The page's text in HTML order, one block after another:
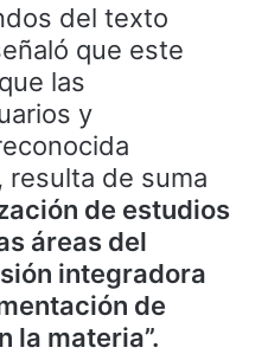
del texto
que este
las
y
resulta de suma
de estudios
áreas del
integradora
de
la materia”.